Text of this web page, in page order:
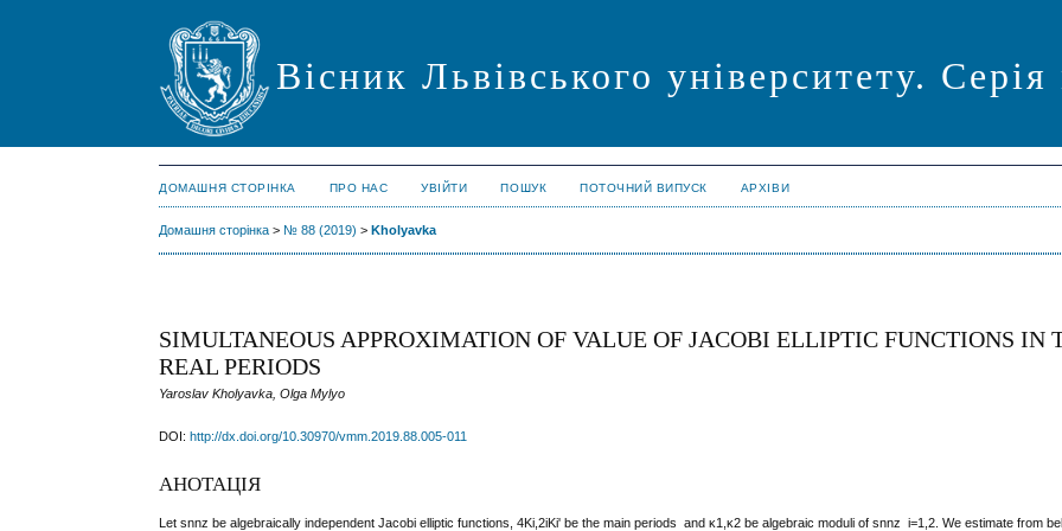
Вісник Львівського університету.
ДОМАШНЯ СТОРІНКА ПРО НАС УВІЙТИ ПОШУК ПОТОЧНИЙ ВИПУСК АРХІВИ
Домашня сторінка > № 88 (2019) >Kholyavka
SIMULTANEOUS APPROXIMATION OF VALUE OF JACOBI ELLIPTIC FUNCTIONS IN
REAL PERIODS
Yaroslav Kholyavka, Olga Mylyo
DOI: http://dx.doi.org/10.30970/vmm.2019.88.005-011
АНОТАЦІЯ
Letsnnz be algebraically independent Jacobi elliptic functions,4Ki ,2iKi' be the main periods andκ1 ,κ2 be algebraic moduli ofsnnz i=1 ,2 . We estimate from